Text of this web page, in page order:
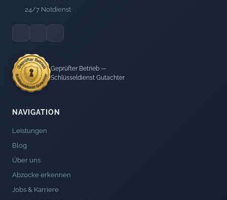
24/7 Notdienst
Geprüfter Betrieb —
Schlüsseldienst Gutachter
NAVIGATION
Leistungen
Blog
Über uns
Abzocke erkennen
Jobs & Karriere